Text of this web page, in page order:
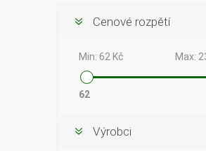
Cannaderm
Cenové rozpětí
Min: 62 Kč Max:
62
Výrobci